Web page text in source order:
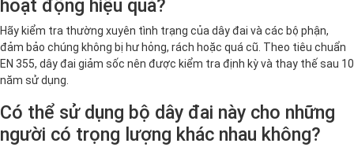
hoạt động hiệu quả?
Hãy kiểm tra thường xuyên tình trạng của dây đai và các bộ phận,
đảm bảo chúng không bị hư hỏng, rách hoặc quá cũ. Theo tiêu chuẩn
EN 355, dây đai giảm sốc nên được kiểm tra định kỳ và thay thế sau 10
năm sử dụng.
Có thể sử dụng bộ dây đai này cho những
người có trọng lượng khác nhau không?